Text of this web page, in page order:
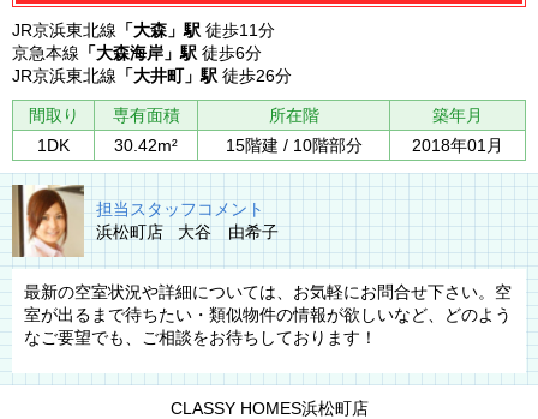
JR京浜東北線 「大森」駅 徒歩11分
京急本線 「大森海岸」駅 徒歩6分
JR京浜東北線 「大井町」駅 徒歩26分
間取り 専有面積 所在階
築年月
1DK
30.42m² 15階建 / 10階部分 2018年01月
担当スタッフコメント
浜松町店 大谷 由希子
最新の空室状況や詳細については、お気軽にお問合せ下さい。空
室が出るまで待ちたい・類似物件の情報が欲しいなど、どのよう
なご要望でも、ご相談をお待ちしております！
CLASSY HOMES浜松町店